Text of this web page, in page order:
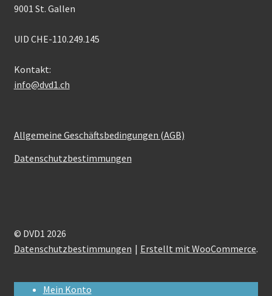
9001 St. Gallen
UID CHE-110.249.145
Kontakt:
info@dvd1.ch
Allgemeine Geschäftsbedingungen (AGB)
Datenschutzbestimmungen
© DVD1 2026
Datenschutzbestimmungen
Erstellt mit WooCommerce.
Mein Konto